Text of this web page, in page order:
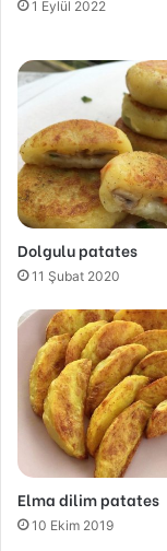
1 Eylül 2022
Dolgulu patates
11 Şubat 2020
Elma dilim patates
10 Ekim 2019